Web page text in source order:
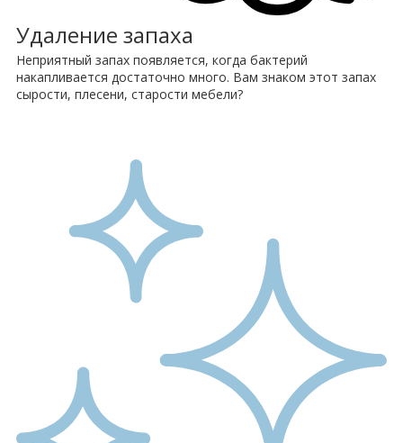
Удаление запаха
Неприятный запах появляется, когда бактерий
накапливается достаточно много. Вам знаком этот запах
сырости, плесени, старости мебели?